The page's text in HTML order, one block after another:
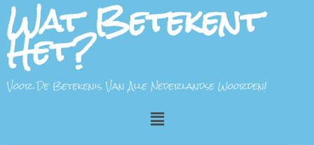
Wat Betekent
Het?
Voor De Betekenis Van Alle Nederlandse Woorden!